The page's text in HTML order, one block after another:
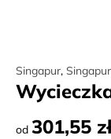
Singapur, Singapur
od 301,55